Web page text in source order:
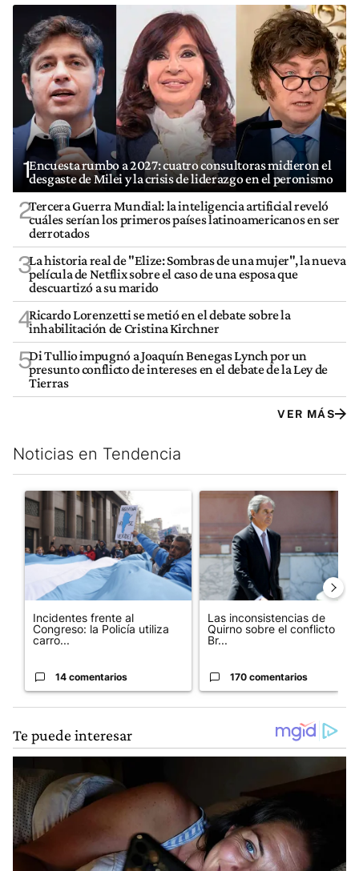
1Encuesta rumbo a 2027: cuatro consultoras midieron el
desgaste de Milei y la crisis de liderazgo en el peronismo
2Tercera Guerra Mundial: la inteligencia artificial reveló
cuáles serían los primeros países latinoamericanos en ser
derrotados
3La historia real de "Elize: Sombras de una mujer", la nueva
película de Netflix sobre el caso de una esposa que
descuartizó a su marido
4Ricardo Lorenzetti se metió en el debate sobre la
inhabilitación de Cristina Kirchner
5Di Tullio impugnó a Joaquín Benegas Lynch por un
presunto conflicto de intereses en el debate de la Ley de
Tierras
VER MÁS
Noticias en Tendencia
Este listado muestra los artículos con más comentarios en los
Un artículo de tendencia con el título "Incidentes frente al
Incidentes frente al
Congreso: la Policía utiliza
carro...
14 comentarios
Un artículo de tendencia con
Las inconsistencias de
Quirno sobre el conflicto con
Br...
170 comentarios